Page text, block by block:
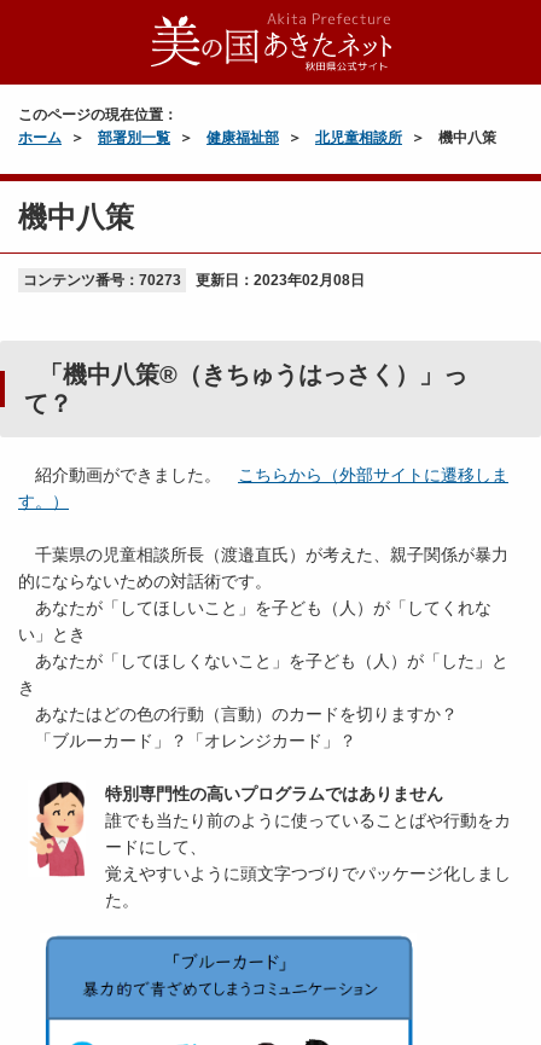
このページの現在位置：
ホーム
部署別一覧 健康福祉部 北児童相談所 機中八策
機中八策
コンテンツ番号：70273 更新日： 2023年02月08日
「 機中八策®（きちゅうはっさく）」っ
て？
紹介動画ができました。
こちらから（外部サイトに遷移しま
す。）
千葉県の児童相談所長（渡邉直氏）が考えた、親子関係が暴力
的にならないための対話術です。
あなたが「してほしいこと」を子ども（人）が「してくれな
い」とき
あなたが「してほしくないこと」を子ども（人）が「した」と
き
あなたはどの色の行動（言動）のカードを切りますか？
「ブルーカード」？「オレンジカード」？
特別専門性の高いプログラムではありません
誰でも当たり前のように使っていることばや行動をカ
ードにして、
覚えやすいように頭文字つづりでパッケージ化しまし
た。